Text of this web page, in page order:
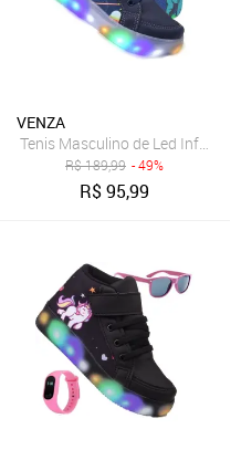
Moda Bloguerinha Meninas
VENZA
Tenis Masculino de Led Infantil
R$189,99 - 49%
R$95,99